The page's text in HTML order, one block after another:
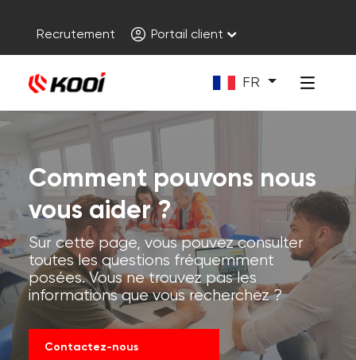
Recrutement Portail client
FR
Comment pouvons nous
vous aider ?
Sur cette page, vous pouvez consulter
toutes les questions fréquemment
posées. Vous ne trouvez pas les
informations que vous recherchez ?
Contactez-nous